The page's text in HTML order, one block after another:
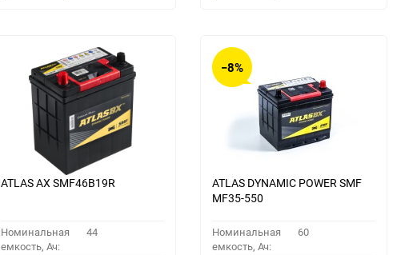
ATLAS AX SMF46B19R
Номинальная
емкость, Ач:
44
−8%
ATLAS DYNAMIC POWER SMF
MF35-550
Номинальная
емкость, Ач:
60